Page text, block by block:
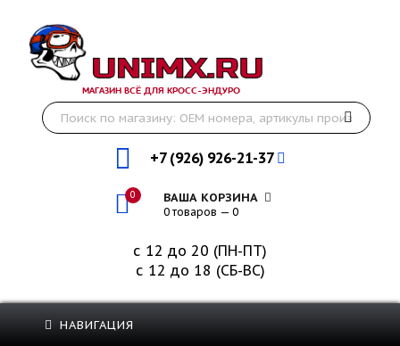
МАГАЗИН ВСЁ ДЛЯ КРОСС-ЭНДУРО
+7 (926) 926-21-37
0 ВАША КОРЗИНА
0 товаров — 0
с 12 до 20 (ПН-ПТ)
с 12 до 18 (СБ-ВС)
НАВИГАЦИЯ